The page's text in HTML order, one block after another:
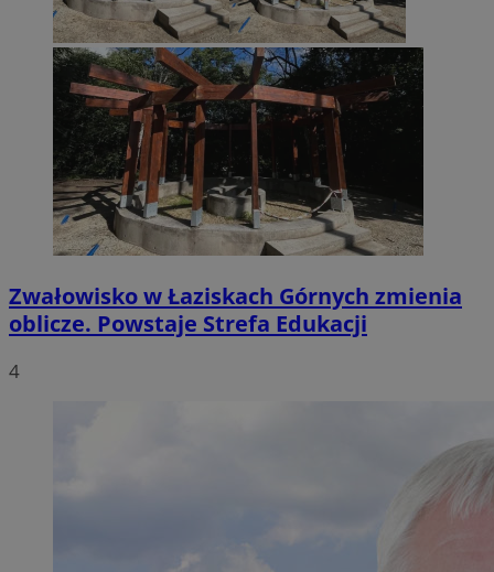
Zwałowisko w Łaziskach Górnych zmienia
oblicze. Powstaje Strefa Edukacji
4